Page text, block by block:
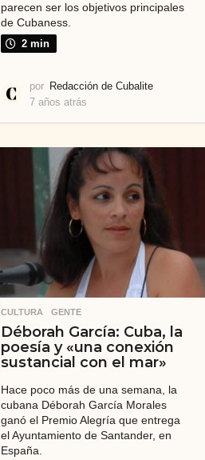
parecen ser los objetivos principales
de Cubaness.
2 min
por Redacción de Cubalite
7 años atrás
o
s
a
s
CULTURA ,GENTE
Déborah García: Cuba, la
poesía y «una conexión
sustancial con el mar»
Hace poco más de una semana, la
cubana Déborah García Morales
ganó el Premio Alegría que entrega
el Ayuntamiento de Santander, en
España.